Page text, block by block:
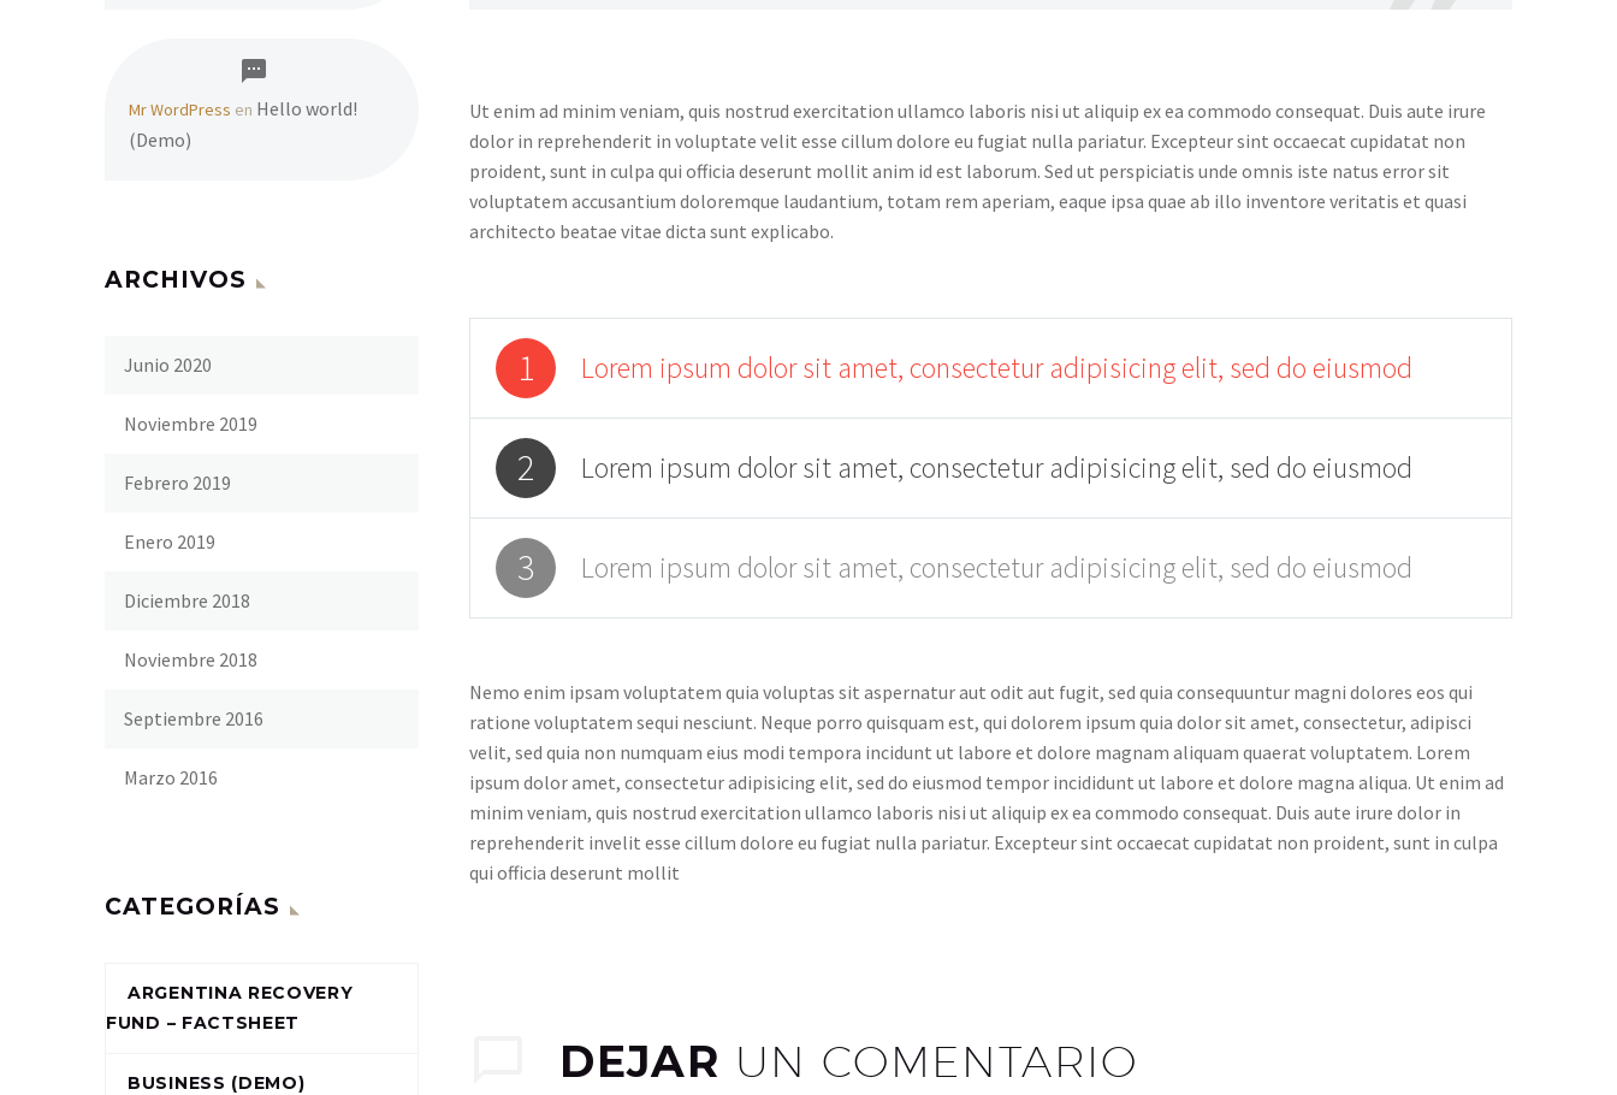
Ut enim ad minim veniam, quis nostrud exercitation ullamco laboris nisi ut aliquip ex ea commodo consequat. Duis aute irure
dolor in reprehenderit in voluptate velit esse cillum dolore eu fugiat nulla pariatur. Excepteur sint occaecat cupidatat non
proident, sunt in culpa qui officia deserunt mollit anim id est laborum. Sed ut perspiciatis unde omnis iste natus error sit
voluptatem accusantium doloremque laudantium, totam rem aperiam, eaque ipsa quae ab illo inventore veritatis et quasi
architecto beatae vitae dicta sunt explicabo.
1 Lorem ipsum dolor sit amet, consectetur adipisicing elit, sed do eiusmod
2 Lorem ipsum dolor sit amet, consectetur adipisicing elit, sed do eiusmod
3 Lorem ipsum dolor sit amet, consectetur adipisicing elit, sed do eiusmod
Nemo enim ipsam voluptatem quia voluptas sit aspernatur aut odit aut fugit, sed quia consequuntur magni dolores eos qui
ratione voluptatem sequi nesciunt. Neque porro quisquam est, qui dolorem ipsum quia dolor sit amet, consectetur, adipisci
velit, sed quia non numquam eius modi tempora incidunt ut labore et dolore magnam aliquam quaerat voluptatem. Lorem
ipsum dolor amet, consectetur adipisicing elit, sed do eiusmod tempor incididunt ut labore et dolore magna aliqua. Ut enim ad
minim veniam, quis nostrud exercitation ullamco laboris nisi ut aliquip ex ea commodo consequat. Duis aute irure dolor in
reprehenderit invelit esse cillum dolore eu fugiat nulla pariatur. Excepteur sint occaecat cupidatat non proident, sunt in culpa
qui officia deserunt mollit
DEJAR UN COMENTARIO
Mr WordPress en Hello world!
(Demo)
ARCHIVOS
Junio 2020
Noviembre 2019
Febrero 2019
Enero 2019
Diciembre 2018
Noviembre 2018
Septiembre 2016
Marzo 2016
CATEGORÍAS
ARGENTINA RECOVERY
FUND – FACTSHEET
BUSINESS (DEMO)